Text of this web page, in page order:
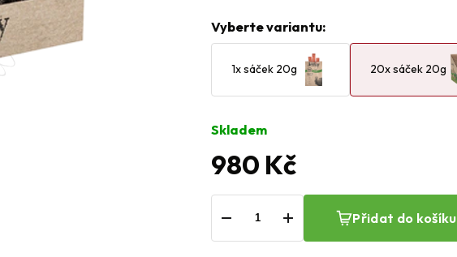
980 Kč
Skladem
+
− Přidat do košíku
Vyberte variantu:
1x sáček 20g 20x sáček 20g